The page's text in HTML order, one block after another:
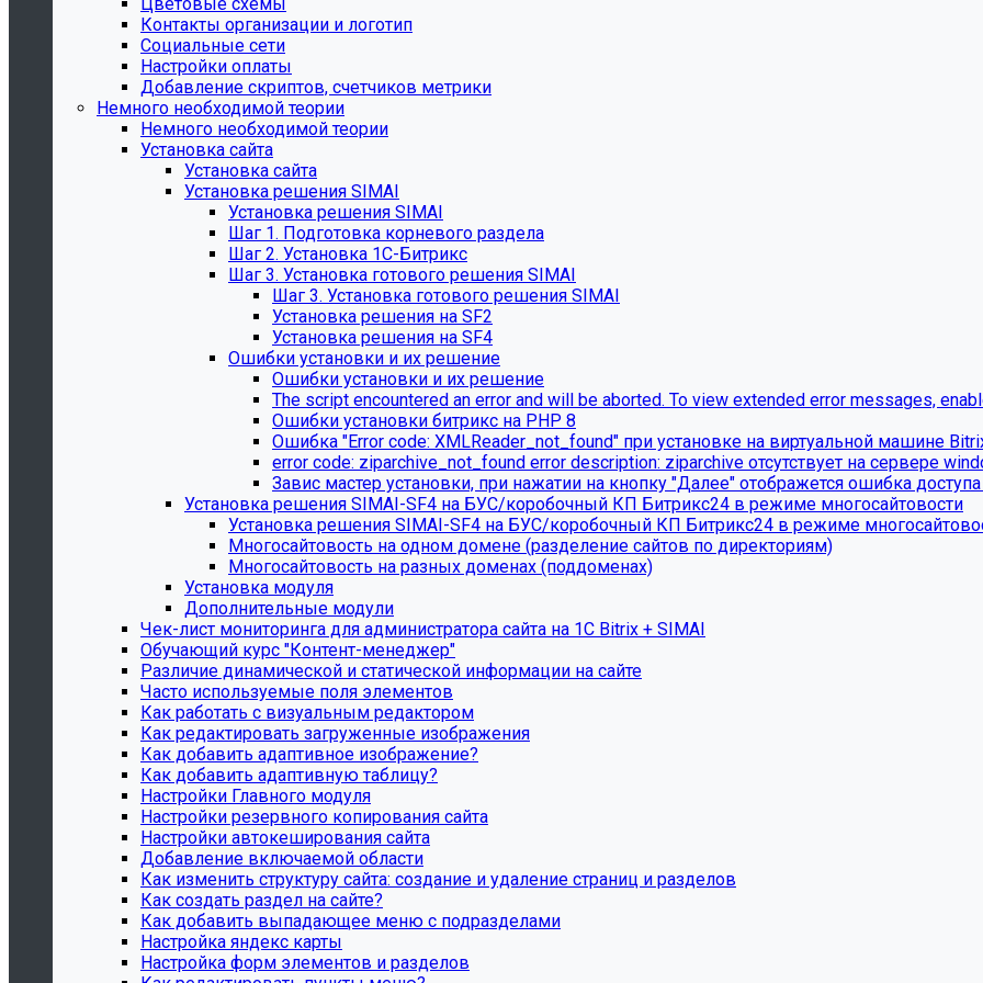
Контакты организации и логотип
Социальные сети
Настройки оплаты
Добавление скриптов, счетчиков метрики
Немного необходимой теории
Немного необходимой теории
Установка сайта
Установка сайта
Установка решения SIMAI
Установка решения SIMAI
Шаг 1. Подготовка корневого раздела
Шаг 2. Установка 1С-Битрикс
Шаг 3. Установка готового решения SIMAI
Шаг 3. Установка готового решения SIMAI
Установка решения на SF2
Установка решения на SF4
Ошибки установки и их решение
Ошибки установки и их решение
The script encountered an error and will be aborted. To view extended error messages,
Ошибки установки битрикс на PHP 8
Ошибка "Error сode: XMLReader_not_found" при установке на виртуальной машине
error сode: ziparchive_not_found error description: ziparchive отсутствует на сервере
Завис мастер установки, при нажатии на кнопку "Далее" отображется ошибка
Установка решения SIMAI-SF4 на БУС/коробочный КП Битрикс24 в режиме многосайтовости
Установка решения SIMAI-SF4 на БУС/коробочный КП Битрикс24 в режиме
Многосайтовость на одном домене (разделение сайтов по директориям)
Многосайтовость на разных доменах (поддоменах)
Установка модуля
Дополнительные модули
Чек-лист мониторинга для администратора сайта на 1С Bitrix + SIMAI
Обучающий курс "Контент-менеджер"
Различие динамической и статической информации на сайте
Часто используемые поля элементов
Как работать с визуальным редактором
Как редактировать загруженные изображения
Как добавить адаптивное изображение?
Как добавить адаптивную таблицу?
Настройки Главного модуля
Настройки резервного копирования сайта
Настройки автокеширования сайта
Добавление включаемой области
Как изменить структуру сайта: создание и удаление страниц и разделов
Как создать раздел на сайте?
Как добавить выпадающее меню с подразделами
Настройка яндекс карты
Настройка форм элементов и разделов